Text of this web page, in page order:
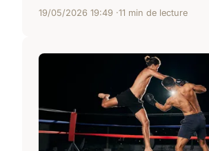
19/05/2026 19:49 11 min de lecture